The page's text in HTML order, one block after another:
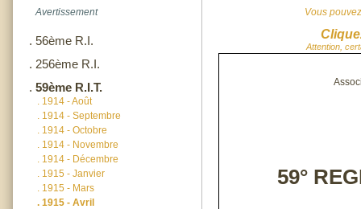
Avertissement
. 56ème R.I.
. 256ème R.I.
. 59ème R.I.T.
. 1914 - Août
. 1914 - Septembre
. 1914 - Octobre
. 1914 - Novembre
. 1914 - Décembre
. 1915 - Janvier
. 1915 - Mars
. 1915 - Avril
Vous
Attention,
59°